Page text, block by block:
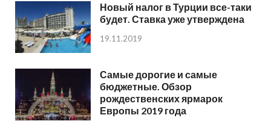
Новый налог в Турции все-таки
будет. Ставка уже утверждена
19.11.2019
Самые дорогие и самые
бюджетные. Обзор
рождественских ярмарок
Европы 2019 года